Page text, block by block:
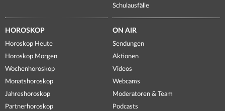
Schulausfälle
HOROSKOP
Horoskop Heute
Horoskop Morgen
Wochenhoroskop
Monatshoroskop
Jahreshoroskop
Partnerhoroskop
ON AIR
Sendungen
Aktionen
Videos
Webcams
Moderatoren & Team
Podcasts